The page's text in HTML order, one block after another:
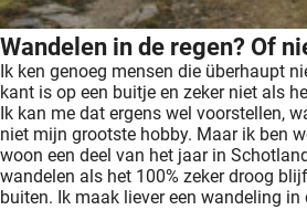
Wandelen in de regen? Of
Ik ken genoeg mensen die überhaupt
kant is op een buitje en zeker niet als
Ik kan me dat ergens wel voorstellen,
niet mijn grootste hobby. Maar ik ben
woon een deel van het jaar in
wandelen als het 100% zeker droog
buiten. Ik maak liever een wandeling in